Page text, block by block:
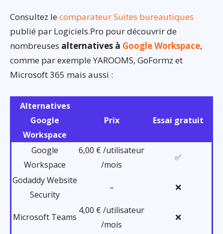
Consultez lecomparateur Suites bureautiques
publié par Logiciels.Pro pour découvrir de
nombreuses alternatives à Google Workspace,
comme par exemple YAROOMS, GoFormz et
Microsoft 365 mais aussi :
Alternatives
Google
Workspace
Prix Essai gratuit
Google
Workspace
6,00 € /utilisateur
/mois
✅
Godaddy Website
Security
– ❌
Microsoft Teams
4,00 € /utilisateur
/mois
❌